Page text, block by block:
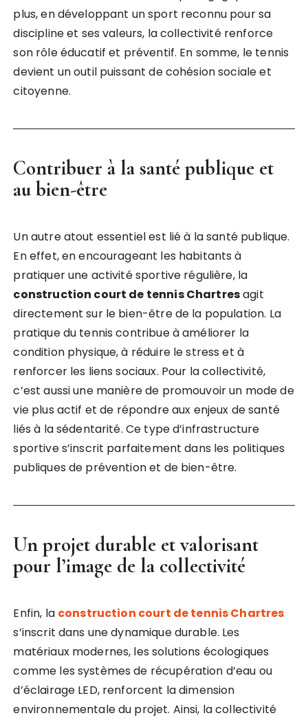
plus, en développant un sport reconnu pour sa
discipline et ses valeurs, la collectivité renforce
son rôle éducatif et préventif. En somme, le tennis
devient un outil puissant de cohésion sociale et
citoyenne.
Contribuer à la santé publique et
au bien-être
Un autre atout essentiel est lié à la santé publique.
En effet, en encourageant les habitants à
pratiquer une activité sportive régulière, la
construction court de tennis Chartresagit
directement sur le bien-être de la population. La
pratique du tennis contribue à améliorer la
condition physique, à réduire le stress et à
renforcer les liens sociaux. Pour la collectivité,
c’est aussi une manière de promouvoir un mode de
vie plus actif et de répondre aux enjeux de santé
liés à la sédentarité. Ce type d’infrastructure
sportive s’inscrit parfaitement dans les politiques
publiques de prévention et de bien-être.
Un projet durable et valorisant
pour l’image de la collectivité
Enfin, la construction court de tennis Chartres
s’inscrit dans une dynamique durable. Les
matériaux modernes, les solutions écologiques
comme les systèmes de récupération d’eau ou
d’éclairage LED, renforcent la dimension
environnementale du projet. Ainsi, la collectivité